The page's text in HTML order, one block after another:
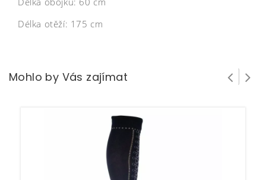
Délka otěží: 175 cm
Mohlo by Vás zajímat